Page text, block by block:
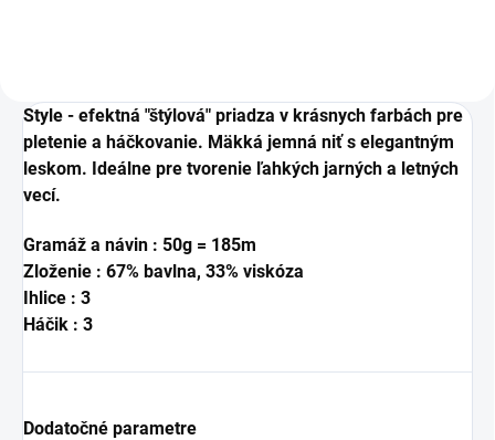
Style - efektná "štýlová" priadza v krásnych farbách pre
pletenie a háčkovanie. Mäkká jemná niť s elegantným
leskom. Ideálne pre tvorenie ľahkých jarných a letných
vecí.
Gramáž a návin : 50g = 185m
Zloženie : 67% bavlna, 33% viskóza
Ihlice : 3
Háčik : 3
Dodatočné parametre